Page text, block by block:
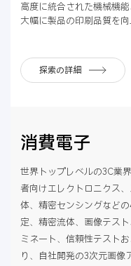
高度に統合された機械機
大幅に製品の印刷品質を
探索の詳細
消費電子
世界トップレベルの3C業
者向けエレクトロニクス
体、精密センシングなど
定、精密流体、画像テス
ミネート、信頼性テスト
り、自社開発の3次元画像